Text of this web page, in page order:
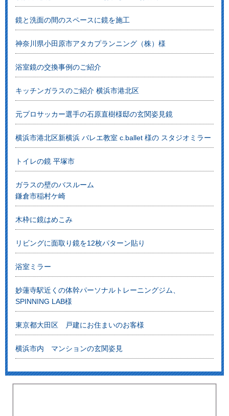
鏡と洗面の間のスペースに鏡を施工
神奈川県小田原市アタカプランニング（株）様
浴室鏡の交換事例のご紹介
キッチンガラスのご紹介 横浜市港北区
元プロサッカー選手の石原直樹様邸の玄関姿見鏡
横浜市港北区新横浜 バレエ教室 c.ballet 様の スタジオミラー
トイレの鏡 平塚市
ガラスの壁のバスルーム
鎌倉市稲村ケ崎
木枠に鏡はめこみ
リビングに面取り鏡を12枚パターン貼り
浴室ミラー
妙蓮寺駅近くの体幹パーソナルトレーニングジム、
SPINNING LAB様
東京都大田区 戸建にお住まいのお客様
横浜市内 マンションの玄関姿見